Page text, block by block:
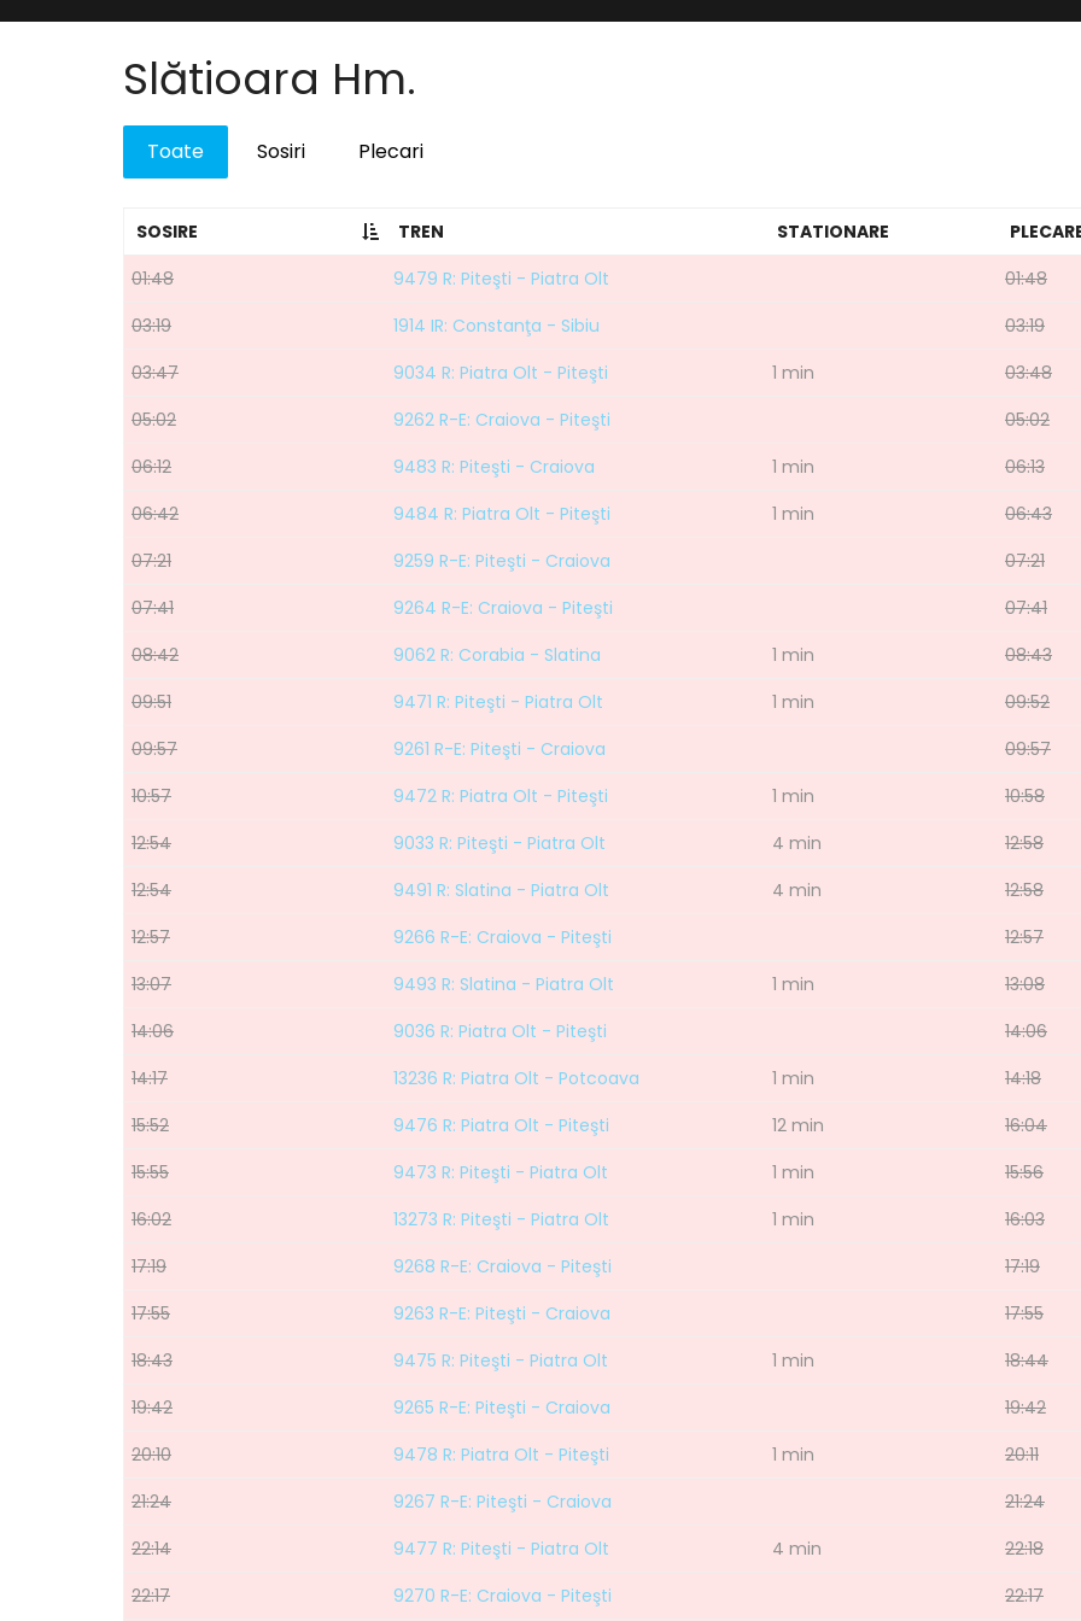
Slătioara Hm.
Toate Sosiri Plecari
SOSIRE TREN STATIONARE
01:48
9479 R: Piteşti - Piatra Olt
01:48
03:19
1914 IR: Constanţa - Sibiu
03:19
03:47
9034 R: Piatra Olt - Piteşti 1 min
03:48
05:02
9262 R-E: Craiova - Piteşti
05:02
06:12
9483 R: Piteşti - Craiova 1 min
06:13
06:42
9484 R: Piatra Olt - Piteşti 1 min
06:43
07:21
9259 R-E: Piteşti - Craiova
07:21
07:41
9264 R-E: Craiova - Piteşti
07:41
08:42
9062 R: Corabia - Slatina 1 min
08:43
09:51
9471 R: Piteşti - Piatra Olt 1 min
09:52
09:57
9261 R-E: Piteşti - Craiova
09:57
10:57
9472 R: Piatra Olt - Piteşti 1 min
10:58
12:54
9033 R: Piteşti - Piatra Olt 4 min
12:58
12:54
9491 R: Slatina - Piatra Olt 4 min
12:58
12:57
9266 R-E: Craiova - Piteşti
12:57
13:07
9493 R: Slatina - Piatra Olt 1 min
13:08
14:06
9036 R: Piatra Olt - Piteşti
14:06
14:17
13236 R: Piatra Olt - Potcoava 1 min
14:18
15:52
9476 R: Piatra Olt - Piteşti 12 min
16:04
15:55
9473 R: Piteşti - Piatra Olt 1 min
15:56
16:02
13273 R: Piteşti - Piatra Olt 1 min
16:03
17:19
9268 R-E: Craiova - Piteşti
17:19
17:55
9263 R-E: Piteşti - Craiova
17:55
18:43
9475 R: Piteşti - Piatra Olt 1 min
18:44
19:42
9265 R-E: Piteşti - Craiova
19:42
20:10
9478 R: Piatra Olt - Piteşti 1 min
20:11
21:24
9267 R-E: Piteşti - Craiova
21:24
22:14
9477 R: Piteşti - Piatra Olt 4 min
22:18
22:17
9270 R-E: Craiova - Piteşti 22:17